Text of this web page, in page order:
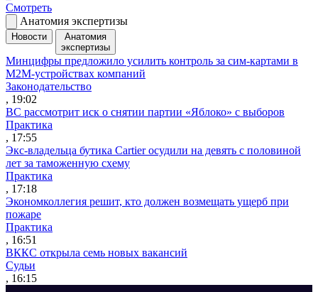
Смотреть
Анатомия экспертизы
Новости
Анатомия
экспертизы
Минцифры предложило усилить контроль за сим-картами в
M2M-устройствах компаний
Законодательство
, 19:02
ВС рассмотрит иск о снятии партии «Яблоко» с выборов
Практика
, 17:55
Экс-владельца бутика Cartier осудили на девять с половиной
лет за таможенную схему
Практика
, 17:18
Экономколлегия решит, кто должен возмещать ущерб при
пожаре
Практика
, 16:51
ВККС открыла семь новых вакансий
Судьи
, 16:15